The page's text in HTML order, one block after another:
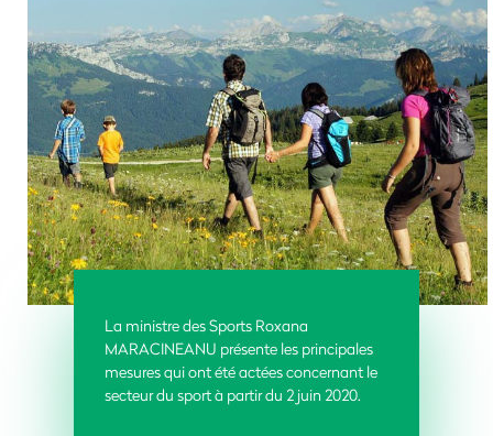
La ministre des Sports Roxana
MARACINEANU présente les principales
mesures qui ont été actées concernant le
secteur du sport à partir du 2 juin 2020.